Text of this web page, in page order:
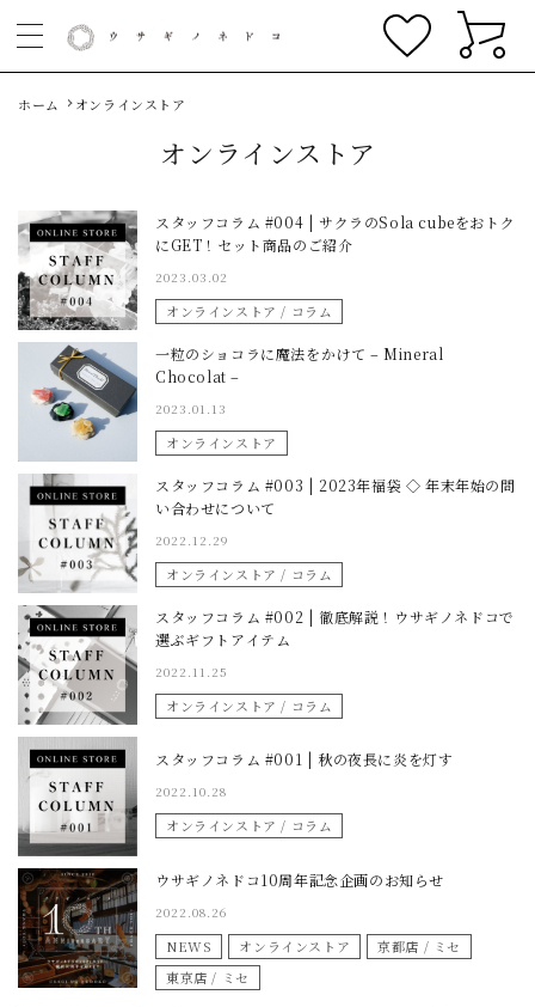
ホーム オンラインストア
オンラインストア
スタッフコラム #004 | サクラのSola cubeをおトク
にGET！セット商品のご紹介
2023.03.02
オンラインストア / コラム
一粒のショコラに魔法をかけて – Mineral
Chocolat –
2023.01.13
オンラインストア
スタッフコラム #003 | 2023年福袋 ◇ 年末年始の問
い合わせについて
2022.12.29
オンラインストア / コラム
スタッフコラム #002 | 徹底解説！ウサギノネドコで
選ぶギフトアイテム
2022.11.25
オンラインストア / コラム
スタッフコラム #001 | 秋の夜長に炎を灯す
2022.10.28
オンラインストア / コラム
ウサギノネドコ10周年記念企画のお知らせ
2022.08.26
NEWS オンラインストア
京都店 / ミセ
東京店 / ミセ